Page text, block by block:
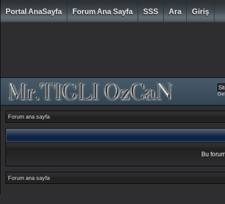
Portal AnaSayfa Forum Ana Sayfa SSS Ara Giriş
Forum ana sayfa
Bu
Forum ana sayfa